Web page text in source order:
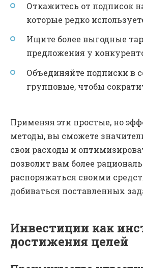
Откажитесь от подписок
которые редко
Ищите более выгодные
предложения у
Объединяйте подписки в
групповые, чтобы
Применяя эти простые, но
методы, вы сможете
свои расходы и
позволит вам более
распоряжаться своими
добиваться поставленных
Инвестиции как
достижения целей